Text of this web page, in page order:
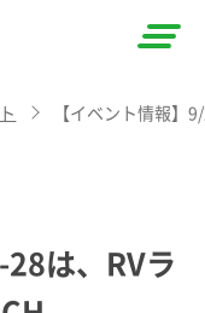
【イベント情報】
28は、RVラ